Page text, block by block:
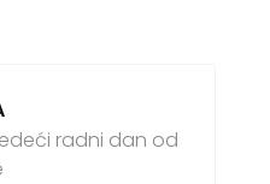
radni dan od